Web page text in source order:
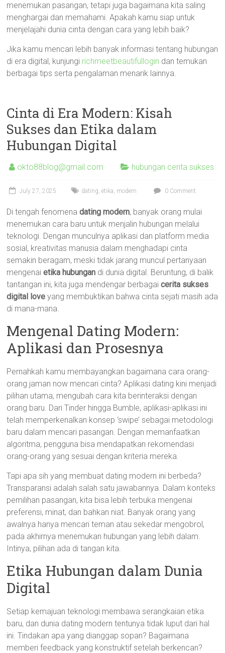
menemukan pasangan, tetapi juga bagaimana kita saling
menghargai dan memahami. Apakah kamu siap untuk
menjelajahi dunia cinta dengan cara yang lebih baik?
Jika kamu mencari lebih banyak informasi tentang hubungan
di era digital, kunjungi richmeetbeautifullogin dan temukan
berbagai tips serta pengalaman menarik lainnya.
Cinta di Era Modern: Kisah
Sukses dan Etika dalam
Hubungan Digital
okto88blog@gmail.com hubungan cerita sukses
July 27, 2025 dating,etika, modern 0 Comment
Di tengah fenomenadating modern, banyak orang mulai
menemukan cara baru untuk menjalin hubungan melalui
teknologi. Dengan munculnya aplikasi dan platform media
sosial, kreativitas manusia dalam menghadapi cinta
semakin beragam, meski tidak jarang muncul pertanyaan
mengenaietika hubungan di dunia digital. Beruntung, di balik
tantangan ini, kita juga mendengar berbagaicerita sukses
digital love yang membuktikan bahwa cinta sejati masih ada
di mana-mana.
Mengenal Dating Modern:
Aplikasi dan Prosesnya
Pernahkah kamu membayangkan bagaimana cara orang-
orang jaman now mencari cinta? Aplikasi dating kini menjadi
pilihan utama, mengubah cara kita berinteraksi dengan
orang baru. Dari Tinder hingga Bumble, aplikasi-aplikasi ini
telah memperkenalkan konsep ‘swipe’ sebagai metodologi
baru dalam mencari pasangan. Dengan memanfaatkan
algoritma, pengguna bisa mendapatkan rekomendasi
orang-orang yang sesuai dengan kriteria mereka.
Tapi apa sih yang membuat dating modern ini berbeda?
Transparansi adalah salah satu jawabannya. Dalam konteks
pemilihan pasangan, kita bisa lebih terbuka mengenai
preferensi, minat, dan bahkan niat. Banyak orang yang
awalnya hanya mencari teman atau sekedar mengobrol,
pada akhirnya menemukan hubungan yang lebih dalam.
Intinya, pilihan ada di tangan kita.
Etika Hubungan dalam Dunia
Digital
Setiap kemajuan teknologi membawa serangkaian etika
baru, dan dunia dating modern tentunya tidak luput dari hal
ini. Tindakan apa yang dianggap sopan? Bagaimana
memberi feedback yang konstruktif setelah berkencan?